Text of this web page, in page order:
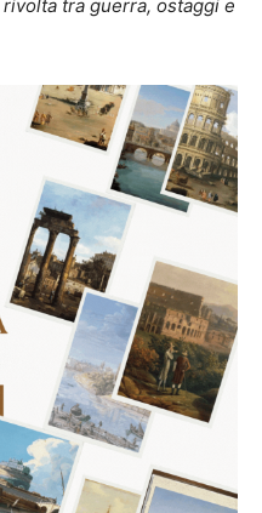
tra guerra, ostaggi e